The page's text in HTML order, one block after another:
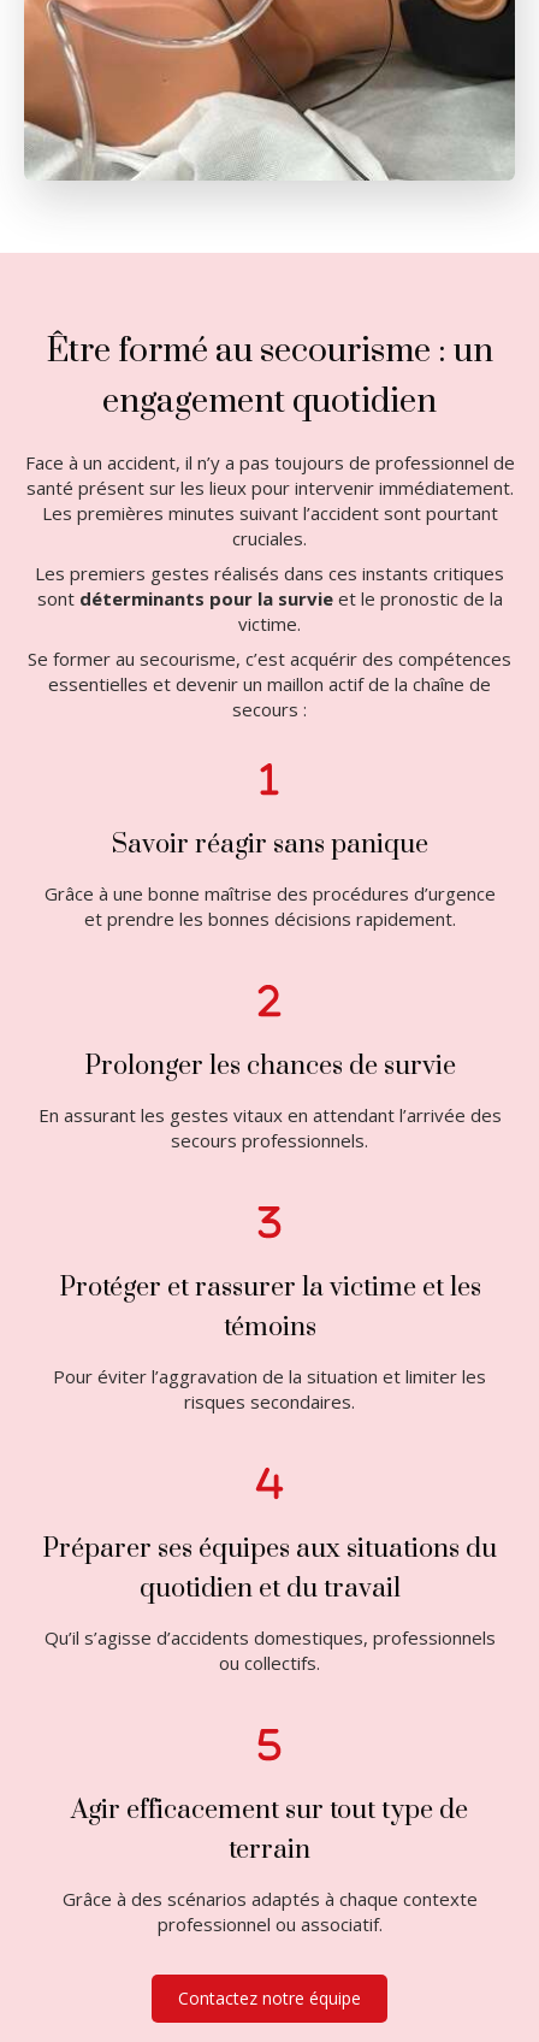
Être formé au secourisme : un
engagement quotidien
Face à un accident, il n’y a pas toujours de professionnel de
santé présent sur les lieux pour intervenir immédiatement.
Les premières minutes suivant l’accident sont pourtant
cruciales.
Les premiers gestes réalisés dans ces instants critiques
sont déterminants pour la survieet le pronostic de la
victime.
Se former au secourisme, c’est acquérir des compétences
essentielles et devenir un maillon actif de la chaîne de
secours :
Savoir réagir sans panique
Grâce à une bonne maîtrise des procédures d’urgence
et prendre les bonnes décisions rapidement.
Prolonger les chances de survie
En assurant les gestes vitaux en attendant l’arrivée des
secours professionnels.
Protéger et rassurer la victime et les
témoins
Pour éviter l’aggravation de la situation et limiter les
risques secondaires.
Préparer ses équipes aux situations du
quotidien et du travail
Qu’il s’agisse d’accidents domestiques, professionnels
ou collectifs.
Agir efficacement sur tout type de
terrain
Grâce à des scénarios adaptés à chaque contexte
professionnel ou associatif.
Contactez notre équipe